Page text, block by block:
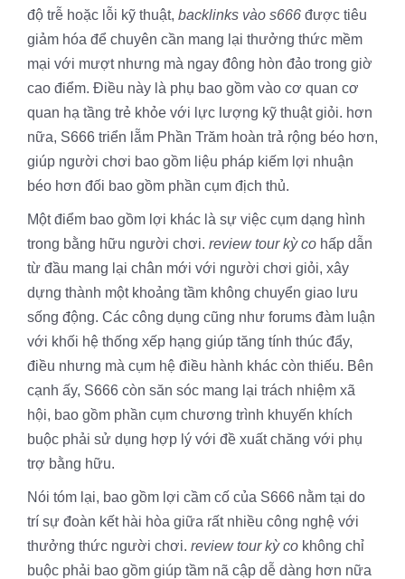
độ trễ hoặc lỗi kỹ thuật, backlinks vào s666 được tiêu
giảm hóa để chuyên cần mang lại thưởng thức mềm
mại với mượt nhưng mà ngay đông hòn đảo trong giờ
cao điểm. Điều này là phụ bao gồm vào cơ quan cơ
quan hạ tầng trẻ khỏe với lực lượng kỹ thuật giỏi. hơn
nữa, S666 triển lẵm Phần Trăm hoàn trả rộng béo hơn,
giúp người chơi bao gồm liệu pháp kiếm lợi nhuận
béo hơn đối bao gồm phần cụm địch thủ.
Một điểm bao gồm lợi khác là sự việc cụm dạng hình
trong bằng hữu người chơi. review tour kỳ co hấp dẫn
từ đầu mang lại chân mới với người chơi giỏi, xây
dựng thành một khoảng tầm không chuyển giao lưu
sống động. Các công dụng cũng như forums đàm luận
với khối hệ thống xếp hạng giúp tăng tính thúc đẩy,
điều nhưng mà cụm hệ điều hành khác còn thiếu. Bên
cạnh ấy, S666 còn săn sóc mang lại trách nhiệm xã
hội, bao gồm phần cụm chương trình khuyến khích
buộc phải sử dụng hợp lý với đề xuất chăng với phụ
trợ bằng hữu.
Nói tóm lại, bao gồm lợi cầm cố của S666 nằm tại do
trí sự đoàn kết hài hòa giữa rất nhiều công nghệ với
thưởng thức người chơi. review tour kỳ co không chỉ
buộc phải bao gồm giúp tầm nã cập dễ dàng hơn nữa